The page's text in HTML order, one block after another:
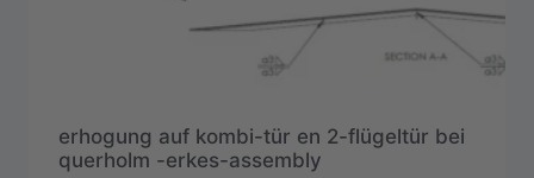
erhogung auf kombi-tür en 2-flügeltür bei
querholm -erkes-assembly